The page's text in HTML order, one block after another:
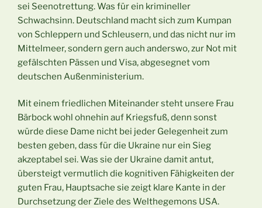
sei Seenotrettung. Was für ein krimineller
Schwachsinn. Deutschland macht sich zum Kumpan
von Schleppern und Schleusern, und das nicht nur im
Mittelmeer, sondern gern auch anderswo, zur Not mit
gefälschten Pässen und Visa, abgesegnet vom
deutschen Außenministerium.
Mit einem friedlichen Miteinander steht unsere Frau
Bärbock wohl ohnehin auf Kriegsfuß, denn sonst
würde diese Dame nicht bei jeder Gelegenheit zum
besten geben, dass für die Ukraine nur ein Sieg
akzeptabel sei. Was sie der Ukraine damit antut,
übersteigt vermutlich die kognitiven Fähigkeiten der
guten Frau, Hauptsache sie zeigt klare Kante in der
Durchsetzung der Ziele des Welthegemons USA.